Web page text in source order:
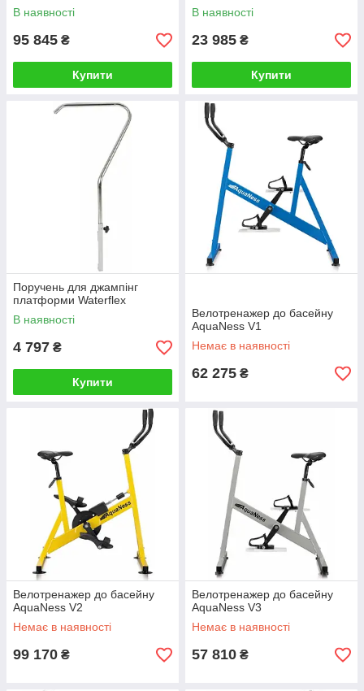
В наявності
95 845 ₴
Купити
В наявності
23 985 ₴
Купити
Поручень для джампінг
платформи Waterflex
В наявності
4 797 ₴
Купити
Велотренажер до басейну
AquaNess V1
Немає в наявності
62 275 ₴
Велотренажер до басейну
AquaNess V2
Немає в наявності
99 170 ₴
Велотренажер до басейну
AquaNess V3
Немає в наявності
57 810 ₴